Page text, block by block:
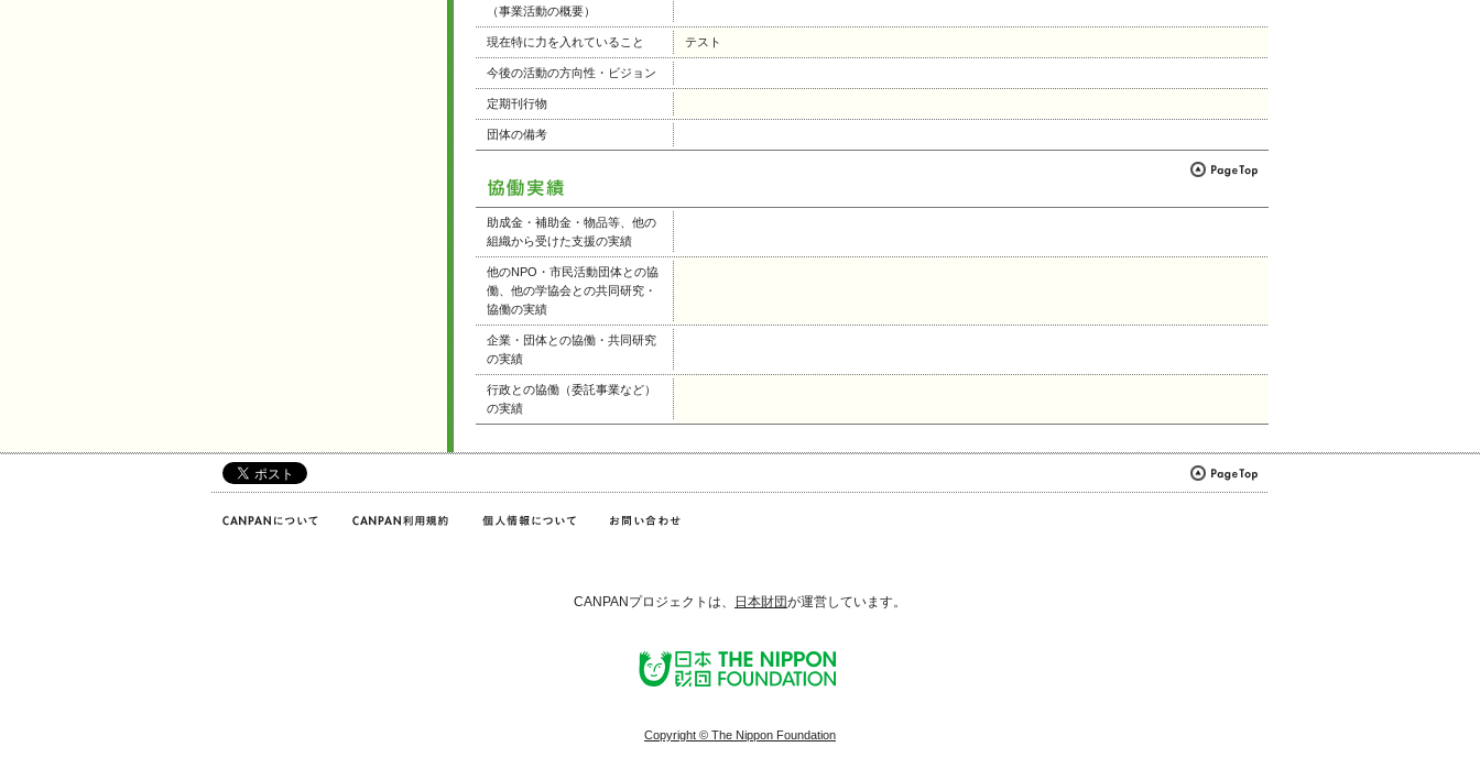
（事業活動の概要）
現在特に力を入れていること テスト
今後の活動の方向性・ビジョン
定期刊行物
団体の備考
助成金・補助金・物品等、他の
組織から受けた支援の実績
他のNPO・市民活動団体との協
働、他の学協会との共同研究・
協働の実績
企業・団体との協働・共同研究
の実績
行政との協働（委託事業など）
の実績
CANPANプロジェクトは、 日本財団が運営しています。
Copyright © The Nippon Foundation